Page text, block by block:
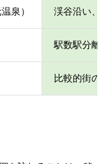
泉） 渓谷沿い、
駅数駅分離
比較的街の